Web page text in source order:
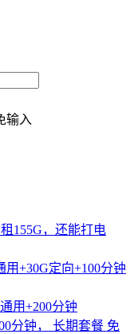
输入
155G，还能打电
+30G定向+100分钟
用+200分钟
分钟， 长期套餐 免